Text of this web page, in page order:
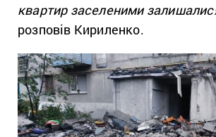
квартир заселеними
розповів Кириленко.